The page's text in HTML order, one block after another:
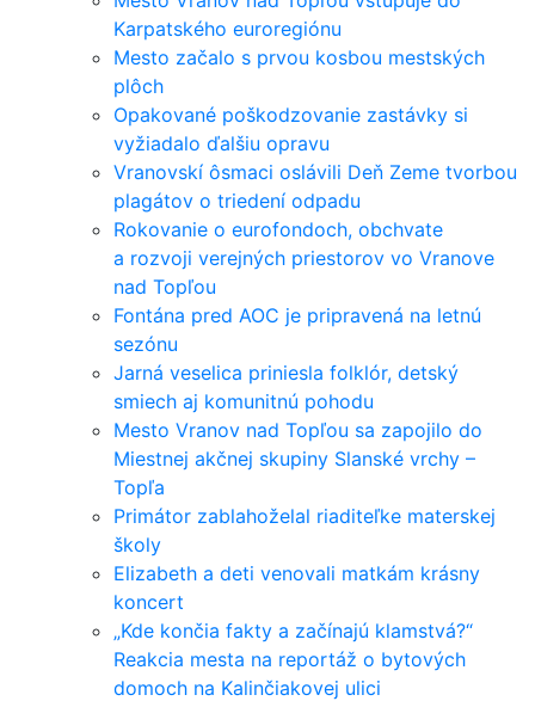
Karpatského euroregiónu
Mesto začalo s prvou kosbou mestských
plôch
Opakované poškodzovanie zastávky si
vyžiadalo ďalšiu opravu
Vranovskí ôsmaci oslávili Deň Zeme tvorbou
plagátov o triedení odpadu
Rokovanie o eurofondoch, obchvate
a rozvoji verejných priestorov vo Vranove
nad Topľou
Fontána pred AOC je pripravená na letnú
sezónu
Jarná veselica priniesla folklór, detský
smiech aj komunitnú pohodu
Mesto Vranov nad Topľou sa zapojilo do
Miestnej akčnej skupiny Slanské vrchy –
Topľa
Primátor zablahoželal riaditeľke materskej
školy
Elizabeth a deti venovali matkám krásny
koncert
„Kde končia fakty a začínajú klamstvá?“
Reakcia mesta na reportáž o bytových
domoch na Kalinčiakovej ulici